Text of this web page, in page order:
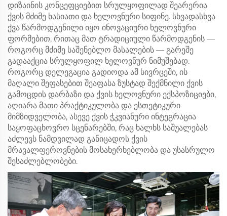
დიზაინის კონცეფციებით სრულყოფილად შეარერია
ქვის მძიმე ხასიათი და ხელოვნური სიფინე. სხვადასხვა
ქვა წარმოდგენილი იყო ინოვაციური ხელოვნური
ფორმებით, რითაც მათ ტრადიციული წარმოდგენის —
როგორც მძიმე საშენებლო მასალების — გარეშე
გადააქცია სრულყოფილ ხელოვნურ ნიმუშებად.
როგორც დელეგაცია გადიოდა ამ სივრცეში, ის
მაღალი შეფასებით შეაფასა ზუსტად შექმნილი ქვის
გამოცდის დარბაზი და ქვის ხელოვნური ექსპოზიციები,
აღიარა მათი პრაქტიკულობა და ესთეტიკური
მიმზიდველობა, ასევე ქვის ჭკვიანური ინტეგრაცია
საყოფაცხოვრო სცენარებში, რაც ხალხს საშუალებას
აძლევს ნამდვილად განიცადოს ქვის
მრავალფეროვნების მოსახერხებლობა და უსასრულო
შესაძლებლობები.